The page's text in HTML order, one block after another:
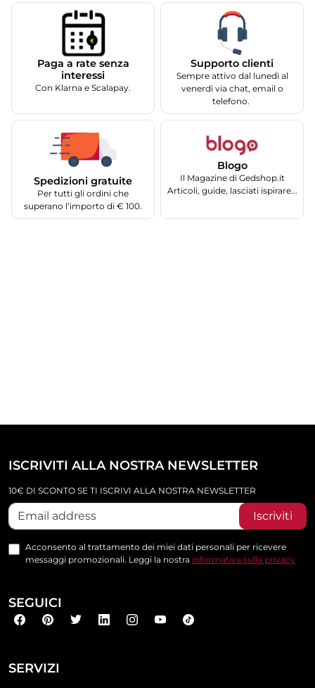
Paga a rate senza
interessi
Con Klarna e Scalapay.
Supporto clienti
Sempre attivo dal lunedì al
venerdì via chat, email o
telefono.
Spedizioni gratuite
Per tutti gli ordini che
superano l’importo di € 100.
Blogo
Il Magazine di Gedshop.it
Articoli, guide, lasciati ispirare...
SERVIZI
ISCRIVITI ALLA NOSTRA NEWSLETTER
10€ DI SCONTO SE TI ISCRIVI ALLA NOSTRA NEWSLETTER
Iscriviti
Acconsento al trattamento dei miei dati personali per ricevere
messaggi promozionali. Leggi la nostra informativa sulla privacy
SEGUICI